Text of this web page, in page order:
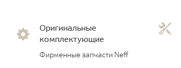
Оригинальные
комплектующие
Фирменные запчасти Neff